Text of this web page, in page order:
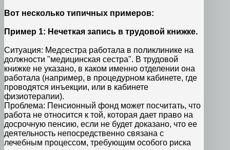
Вот несколько типичных примеров:
Пример 1: Нечеткая запись в трудовой книжке.
Ситуация: Медсестра работала в поликлинике на
должности "медицинская сестра". В трудовой
книжке не указано, в каком именно отделении она
работала (например, в процедурном кабинете, где
проводятся инъекции, или в кабинете
физиотерапии).
Проблема: Пенсионный фонд может посчитать, что
работа не относится к той, которая дает право на
досрочную пенсию, если не будет доказано, что ее
деятельность непосредственно связана с
лечебным процессом, требующим особого риска